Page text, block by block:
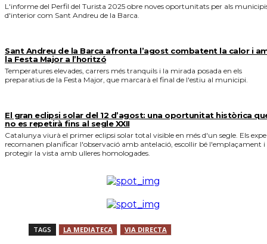
L'informe del Perfil del Turista 2025 obre noves oportunitats per als
d'interior com Sant Andreu de la Barca.
Sant Andreu de la Barca afronta l’agost combatent la calor i
la Festa Major a l’horitzó
Temperatures elevades, carrers més tranquils i la mirada posada en els
preparatius de la Festa Major, que marcarà el final de l'estiu al municipi.
El gran eclipsi solar del 12 d’agost: una oportunitat històrica
no es repetirà fins al segle XXII
Catalunya viurà el primer eclipsi solar total visible en més d'un segle. Els
recomanen planificar l'observació amb antelació, escollir bé l'emplaçament i
protegir la vista amb ulleres homologades.
TAGS LA MEDIATECA VIA DIRECTA